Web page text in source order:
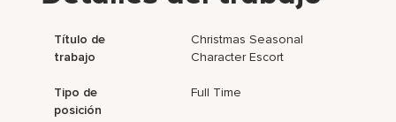
Título de
trabajo
Christmas Seasonal
Character Escort
Tipo de
posición
Full Time